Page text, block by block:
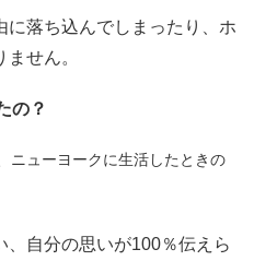
に落ち込んでしまったり、ホ
せん。
の？
ニューヨークに生活したときの
、自分の思いが100％伝えら